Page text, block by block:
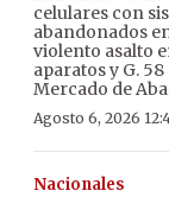
celulares con
abandonados
violento asalto
aparatos y G.
Mercado de
Agosto 6, 2026
Nacionales